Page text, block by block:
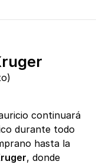
continuará
durante todo
hasta la
, donde